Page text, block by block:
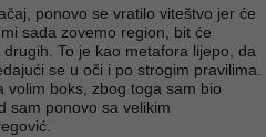
ponovo se vratilo viteštvo jer će
sada zovemo region, bit će
To je kao metafora lijepo, da
se u oči i po strogim pravilima.
volim boks, zbog toga sam bio
sam ponovo sa velikim